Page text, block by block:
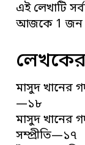
এই লেখাটি
আজকে 1 জন
মাসুদ খানের
—১৮
মাসুদ খানের
সম্প্রীতি—১৭